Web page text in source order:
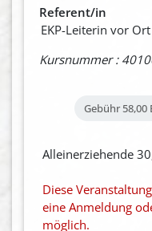
Referent/in
EKP-Leiterin vor Ort
Kursnummer :
Gebühr 58,00
Alleinerziehende
Diese
eine Anmeldung
möglich.